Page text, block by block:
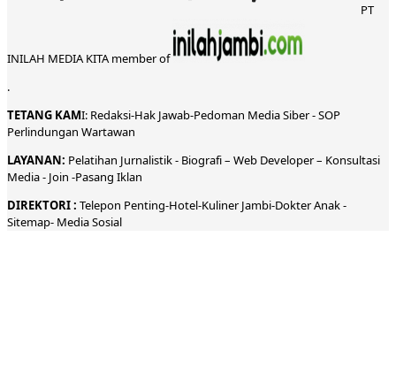
PT
INILAH MEDIA KITA member of
.
TETANG KAMI: Redaksi-Hak Jawab-Pedoman Media Siber-SOP
Perlindungan Wartawan
LAYANAN: Pelatihan Jurnalistik - Biografi– Web Developer– Konsultasi
Media- Join -Pasang Iklan
DIREKTORI: Telepon Penting-Hotel-KulinerJambi-DokterAnak -
Sitemap- Media Sosial